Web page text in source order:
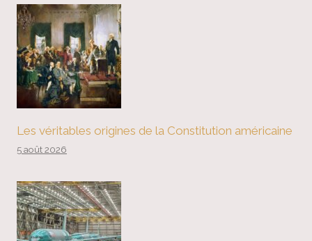
Les véritables origines de la Constitution américaine
5 août 2026